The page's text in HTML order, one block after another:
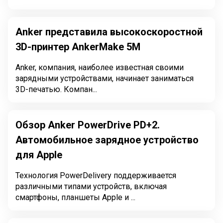
Anker представила высокоскоростной
3D-принтер AnkerMake 5M
Anker, компания, наиболее известная своими
зарядными устройствами, начинает заниматься
3D-печатью. Компан...
Обзор Anker PowerDrive PD+2.
Автомобильное зарядное устройство
для Apple
Технология PowerDeliverу поддерживается
различными типами устройств, включая
смартфоны, планшеты Apple и ...